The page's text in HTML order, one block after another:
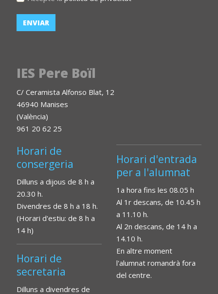
IES Pere Boïl
C/ Ceramista Alfonso Blat, 12
46940 Manises
(València)
961 20 62 25
Horari de
consergeria
Dilluns a dijous de 8 h a
20.30 h.
Divendres de 8 h a 18 h.
(Horari d'estiu: de 8 h a
14 h)
Horari de
secretaria
Dilluns a divendres de
Horari d'entrada
per a l'alumnat
1a hora fins les 08.05 h
Al 1r descans, de 10.45 h
a 11.10 h.
Al 2n descans, de 14 h a
14.10 h.
En altre moment
l'alumnat romandrà fora
del centre.